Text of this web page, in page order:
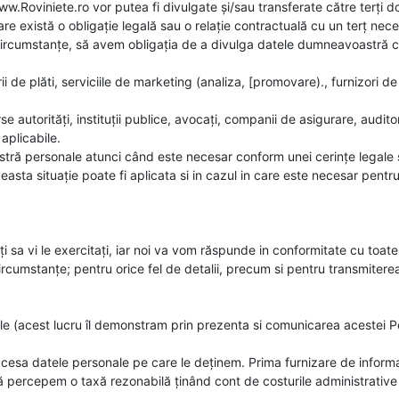
vor putea fi divulgate și/sau transferate către terți
există o obligație legală sau o relație contractuală cu un terț
să avem obligația de a divulga datele dumneavoastră
plăti, serviciile de marketing (analiza, [promovare)., furnizori
autorități, instituții publice, avocați, companii de asigurare,
personale atunci când este necesar conform unei cerințe
situație poate fi aplicata si in cazul in care este necesar
vi le exercitați, iar noi va vom răspunde in conformitate cu
pentru orice fel de detalii, precum si pentru
(acest lucru îl demonstram prin prezenta si comunicarea acestei
datele personale pe care le deținem. Prima furnizare de
o taxă rezonabilă ținând cont de costurile